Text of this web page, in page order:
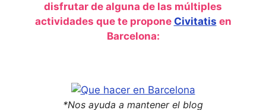
disfrutar de alguna de las múltiples
actividades que te propone Civitatis en
Barcelona:
*Nos ayuda a mantener el blog